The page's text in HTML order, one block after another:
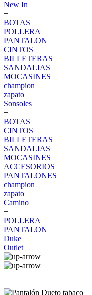
New In
+
BOTAS
POLLERA
PANTALON
CINTOS
BILLETERAS
SANDALIAS
MOCASINES
champion
zapato
Sonsoles
+
BOTAS
CINTOS
BILLETERAS
SANDALIAS
MOCASINES
ACCESORIOS
PANTALONES
champion
zapato
Camino
+
POLLERA
PANTALON
Duke
Outlet